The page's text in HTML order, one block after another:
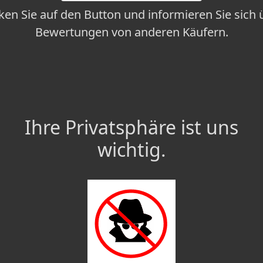
Sie auf den Button und informieren Sie sich
Bewertungen von anderen Käufern.
Ihre Privatsphäre ist uns
wichtig.